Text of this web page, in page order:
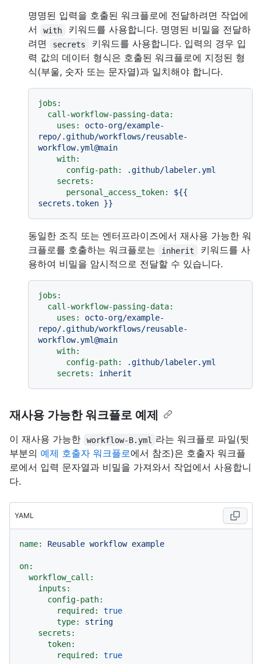
명명된 입력을 호출된 워크플로에 전달하려면 작업에
서
with
키워드를 사용합니다. 명명된 비밀을 전달하
려면
secrets
키워드를 사용합니다. 입력의 경우 입
력 값의 데이터 형식은 호출된 워크플로에 지정된 형
식(부울, 숫자 또는 문자열)과 일치해야 합니다.
jobs:
call-workflow-passing-data:
uses:
octo-org/example-
repo/.github/workflows/reusable-
workflow.yml@main
with:
config-path:
.github/labeler.yml
secrets:
personal_access_token:
${{
secrets.token }}
동일한 조직 또는 엔터프라이즈에서 재사용 가능한 워
크플로를 호출하는 워크플로는
inherit
키워드를 사
용하여 비밀을 암시적으로 전달할 수 있습니다.
jobs:
call-workflow-passing-data:
uses:
octo-org/example-
repo/.github/workflows/reusable-
workflow.yml@main
with:
config-path:
.github/labeler.yml
secrets:
inherit
재사용 가능한 워크플로 예제
이 재사용 가능한 workflow-B.yml
라는 워크플로 파일(뒷
부분의 예제 호출자 워크플로에서 참조)은 호출자 워크플
로에서 입력 문자열과 비밀을 가져와서 작업에서 사용합니
다.
YAML
name: Reusable workflow example
on:
workflow_call:
inputs:
config-path:
required:
true
type:
string
secrets:
token:
required:
true